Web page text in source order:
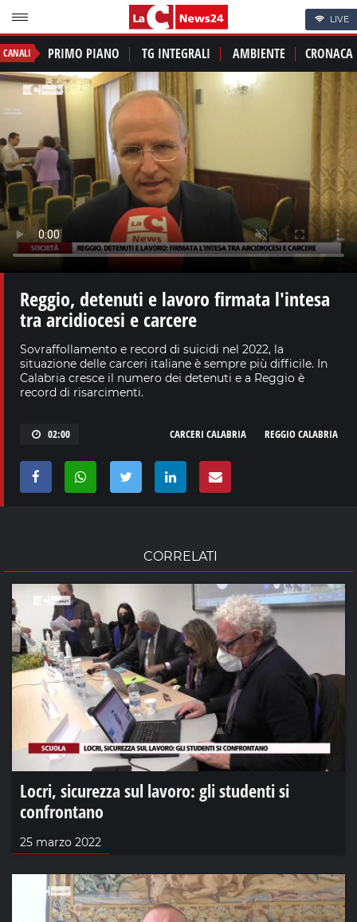
LIVE
CANALI PRIMO PIANO TG INTEGRALI AMBIENTE CRONACA
Reggio, detenuti e lavoro firmata l'intesa
tra arcidiocesi e carcere
Sovraffollamento e record di suicidi nel 2022, la
situazione delle carceri italiane è sempre più difficile. In
Calabria cresce il numero dei detenuti e a Reggio è
record di risarcimenti.
02:00 REGGIO CALABRIA
CARCERI CALABRIA
CORRELATI
Locri, sicurezza sul lavoro: gli studenti si
confrontano
25 marzo 2022